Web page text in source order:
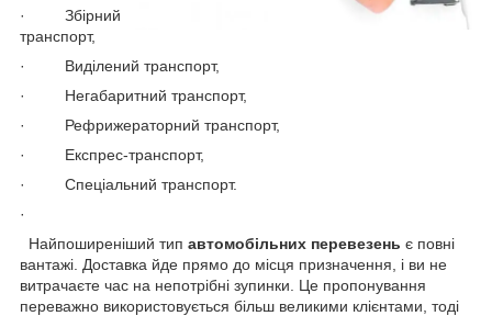
· Збірний
транспорт,
· Виділений транспорт,
· Негабаритний транспорт,
· Рефрижераторний транспорт,
· Експрес-транспорт,
· Спеціальний транспорт.
·
Найпоширеніший тип автомобільних перевезень є повні
вантажі. Доставка йде прямо до місця призначення, і ви не
витрачаєте час на непотрібні зупинки. Це пропонування
переважно використовується більш великими клієнтами, тоді